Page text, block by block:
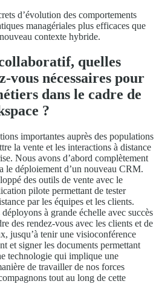
d’évolution des comportements
managériales plus efficaces que
contexte hybride.
quelles
vous nécessaires pour
dans le cadre de
?
importantes auprès des populations
la vente et les interactions à distance
Nous avons d’abord complètement
le déploiement d’un nouveau CRM.
des outils de vente avec le
pilote permettant de tester
par les équipes et les clients.
à grande échelle avec succès
des rendez-vous avec les clients et de
jusqu’à tenir une visioconférence
et signer les documents permettant
technologie qui implique une
de travailler de nos forces
tout au long de cette